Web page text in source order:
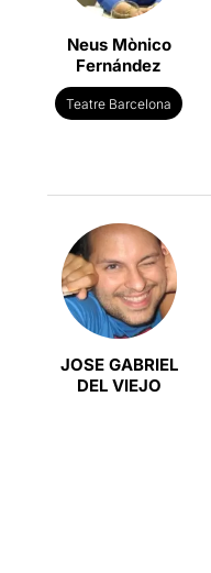
Neus Mònico
Fernández
Teatre Barcelona
JOSE GABRIEL
DEL VIEJO